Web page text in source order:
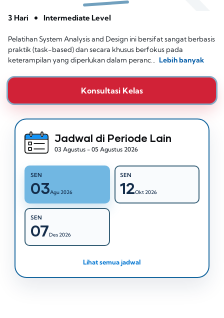
3 Hari Intermediate Level
Pelatihan System Analysis and Design ini bersifat sangat berbasis
praktik (task-based) dan secara khusus berfokus pada
keterampilan yang diperlukan dalam peranc… Lebih banyak
Konsultasi Kelas
Jadwal di Periode Lain
03 Agustus - 05 Agustus 2026
SEN
03Agu 2026
SEN
12Okt 2026
SEN
07Des 2026
Lihat semua jadwal